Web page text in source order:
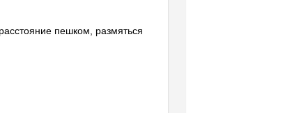
пешком, размяться